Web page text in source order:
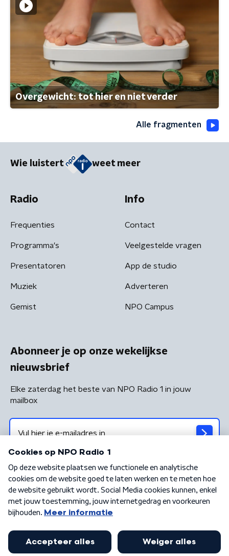
Overgewicht: tot hier en niet verder
Alle fragmenten
Wie luistert weet meer
Radio
Frequenties
Programma's
Presentatoren
Muziek
Gemist
Info
Contact
Veelgestelde vragen
App de studio
Adverteren
NPO Campus
Abonneer je op onze wekelijkse
nieuwsbrief
Elke zaterdag het beste van NPO Radio 1 in jouw
mailbox
Algemene voorwaarden